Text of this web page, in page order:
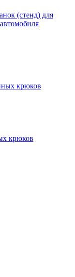
(стенд) для
крюков